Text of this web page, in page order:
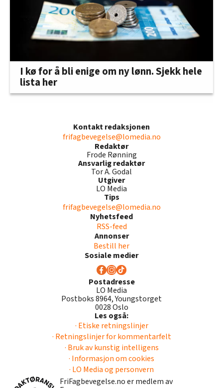
I kø for å bli enige om ny lønn. Sjekk hele
lista her
Kontakt redaksjonen
frifagbevegelse@lomedia.no
Redaktør
Frode Rønning
Ansvarlig redaktør
Tor A. Godal
Utgiver
LO Media
Tips
frifagbevegelse@lomedia.no
Nyhetsfeed
RSS-feed
Annonser
Bestill her
Sosiale medier
Postadresse
LO Media
Postboks 8964, Youngstorget
0028 Oslo
Les også:
· Etiske retningslinjer
· Retningslinjer for kommentarfelt
· Bruk av kunstig intelligens
· Informasjon om cookies
· LO Media og personvern
FriFagbevegelse.no er medlem av